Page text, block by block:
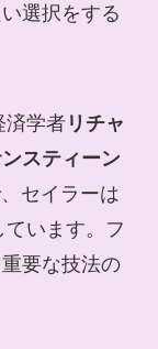
選択をする
済学者リチャ
スティーン
セイラーは
います。フ
要な技法の